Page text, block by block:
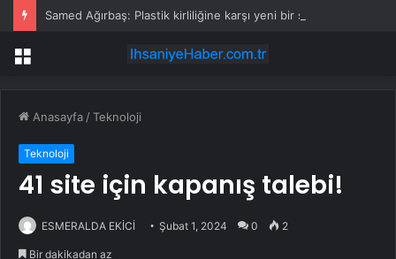
Menü
Anasayfa /Teknoloji
Teknoloji
41 site için kapanış talebi!
ESMERALDA EKİCİ Şubat 1, 2024 0 2
Bir dakikadan az